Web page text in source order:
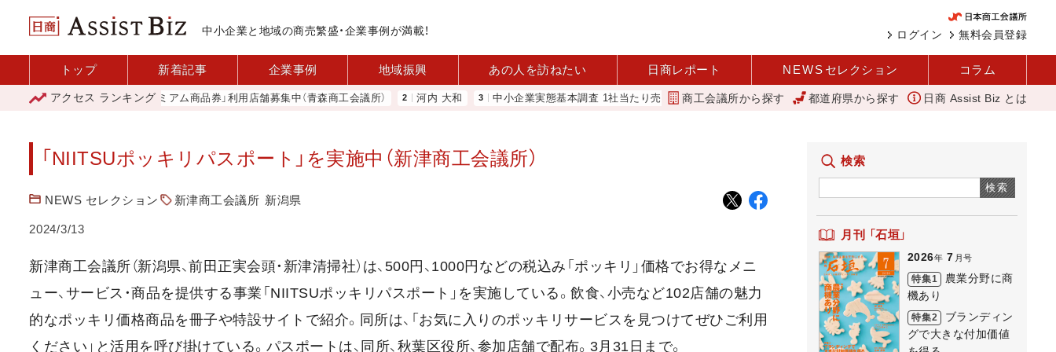
中小企業と地域の商売繁盛・企業事例が満載！ 無料会員登録
ログイン
トップ 新着記事 企業事例 地域振興 あの人を訪ねたい 日商レポート NEWS セレクション コラム
アクセス ランキング
「青森市プレミアム商品券」利用店舗募集中（青森商工会議所） 河内 大和 中小企業実態基本調査 1社当たり売上高2.1億円に 中企庁 「あったらいいね」を商品化 視点を変えて壁を越える女性経
商工会議所から探す 都道府県から探す 日商 Assist Biz とは
「NIITSUポッキリパスポート」を実施中（新津商工会議所）
NEWS セレクション 新津商工会議所 新潟県
2024/3/13
新津商工会議所（新潟県、前田正実会頭・新津清掃社）は、500円、1000円などの税込み「ポッキリ」価格でお得なメニ
ュー、サービス・商品を提供する事業「NIITSUポッキリパスポート」を実施している。飲食、小売など102店舗の魅力
的なポッキリ価格商品を冊子や特設サイトで紹介。同所は、「お気に入りのポッキリサービスを見つけてぜひご利用
ください」と活用を呼び掛けている。パスポートは、同所、秋葉区役所、参加店舗で配布。3月31日まで。
検索
検索
月刊 「石垣」
2026年 7 月号
特集1
農業分野に商
機あり
特集2
ブランディン
グで大きな付加価値